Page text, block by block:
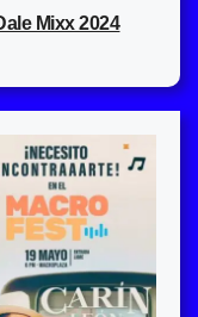
Mixx 2024